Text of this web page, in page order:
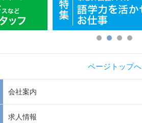
ページトップへ
会社案内
求人情報